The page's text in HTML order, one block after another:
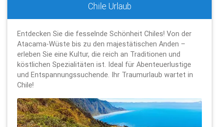
Chile Urlaub
Entdecken Sie die fesselnde Schönheit Chiles! Von der
Atacama-Wüste bis zu den majestätischen Anden –
erleben Sie eine Kultur, die reich an Traditionen und
köstlichen Spezialitäten ist. Ideal für Abenteuerlustige
und Entspannungssuchende. Ihr Traumurlaub wartet in
Chile!